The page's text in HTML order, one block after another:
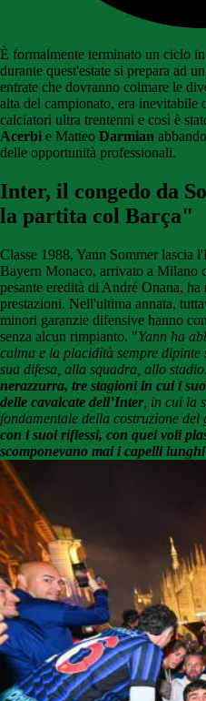
È formalmente terminato un ciclo in
durante quest'estate si prepara ad
entrate che dovranno colmare le
alta del campionato, era inevitabile
calciatori ultra trentenni e così è
Acerbi e Matteo Darmian
delle opportunità professionali.
Inter, il congedo da
la partita col Barça"
Classe 1988, Yann Sommer lascia
Bayern Monaco, arrivato a Milano
pesante eredità di André Onana,
prestazioni. Nell'ultima annata,
minori garanzie difensive hanno
senza alcun rimpianto. "Yann ha
calma e la placidità sempre
sua difesa, alla squadra, allo stadio.
nerazzurra, tre stagioni in cui i
delle cavalcate dell’Inter, in cui la
fondamentale della costruzione del
con i suoi riflessi, con quei voli
scomponevano mai i capelli